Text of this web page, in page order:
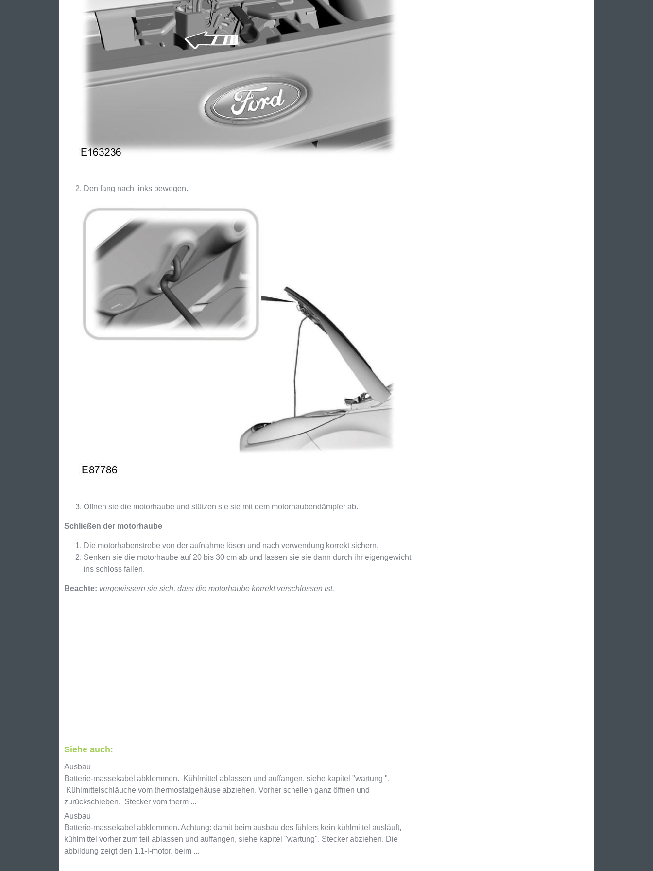
Den fang nach links bewegen.
Öffnen sie die motorhaube und stützen sie sie mit dem motorhaubendämpfer ab.
Schließen der motorhaube
Die motorhabenstrebe von der aufnahme lösen und nach verwendung korrekt sichern.
Senken sie die motorhaube auf 20 bis 30 cm ab und lassen sie sie dann durch ihr eigengewicht
ins schloss fallen.
Beachte: vergewissern sie sich, dass die motorhaube korrekt verschlossen ist.
Siehe auch:
Ausbau
Batterie-massekabel abklemmen. Kühlmittel ablassen und auffangen, siehe kapitel "wartung ".
Kühlmittelschläuche vom thermostatgehäuse abziehen. Vorher schellen ganz öffnen und
zurückschieben. Stecker vom therm ...
Ausbau
Batterie-massekabel abklemmen. Achtung: damit beim ausbau des fühlers kein kühlmittel ausläuft,
kühlmittel vorher zum teil ablassen und auffangen, siehe kapitel "wartung". Stecker abziehen. Die
abbildung zeigt den 1,1-l-motor, beim ...